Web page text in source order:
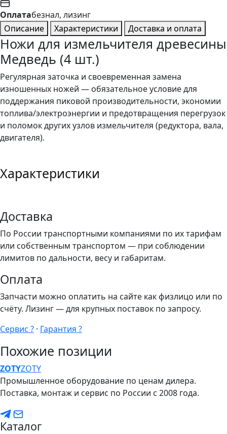
Оплатабезнал, лизинг
Описание
Характеристики Доставка и оплата
Ножи для измельчителя древесины
Медведь (4 шт.)
Регулярная заточка и своевременная замена
изношенных ножей — обязательное условие для
поддержания пиковой производительности, экономии
топлива/электроэнергии и предотвращения перегрузок
и поломок других узлов измельчителя (редуктора, вала,
двигателя).
Характеристики
Доставка
По России транспортными компаниями по их тарифам
или собственным транспортом — при соблюдении
лимитов по дальности, весу и габаритам.
Оплата
Запчасти можно оплатить на сайте как физлицо или по
счёту. Лизинг — для крупных поставок по запросу.
Сервис ? · Гарантия ?
Похожие позиции
ZOTYZOTY
Промышленное оборудование по ценам дилера.
Поставка, монтаж и сервис по России с 2008 года.
Каталог